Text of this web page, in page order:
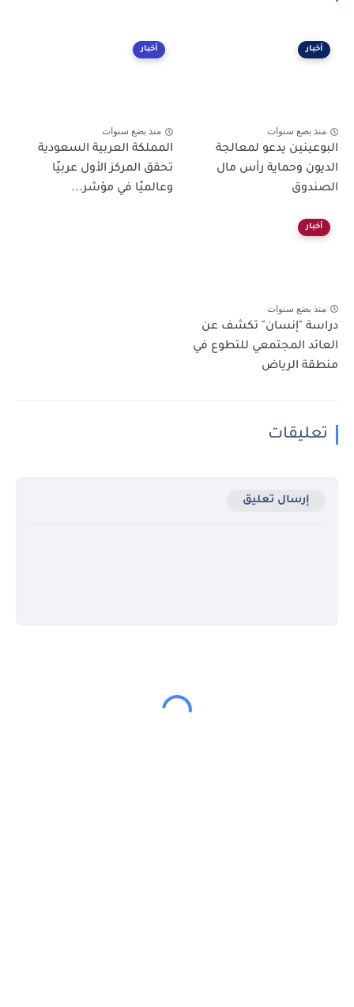
أخبار
منذ بضع سنوات
البوعينين يدعو لمعالجة
الديون وحماية رأس مال
الصندوق
أخبار
منذ بضع سنوات
المملكة العربية السعودية
تحقق المركز الأول عربيًا
وعالميًا في مؤشر...
أخبار
منذ بضع سنوات
دراسة "إنسان" تكشف عن
العائد المجتمعي للتطوع في
منطقة الرياض
تعليقات
إرسال تعليق